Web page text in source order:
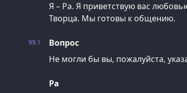
Я – Ра. Я приветствую вас
Творца. Мы готовы к общению.
99.1
Вопрос
Не могли бы вы, пожалуйста,
Ра